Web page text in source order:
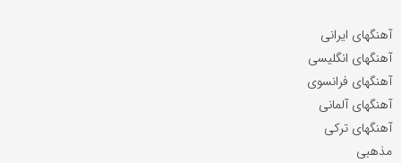
آهنگهای ایرانی
آهنگهای انگلیسی
آهنگهای فرانسوی
آهنگهای آلمانی
آهنگهای ترکی
مذهبی